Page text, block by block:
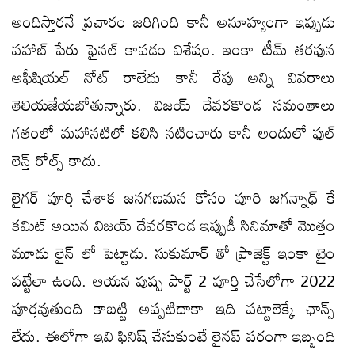
అందిస్తారనే ప్రచారం జరిగింది కానీ అనూహ్యంగా ఇప్పుడు
వహాబ్ పేరు ఫైనల్ కావడం విశేషం. ఇంకా టీమ్ తరఫున
అఫీషియల్ నోట్ రాలేదు కానీ రేపు అన్ని వివరాలు
తెలియజేయబోతున్నారు. విజయ్ దేవరకొండ సమంతాలు
గతంలో మహానటిలో కలిసి నటించారు కానీ అందులో ఫుల్
లెన్త్ రోల్స్ కాదు.
లైగర్ పూర్తి చేశాక జనగణమన కోసం పూరి జగన్నాధ్ కే
కమిట్ అయిన విజయ్ దేవరకొండ ఇప్పుడీ సినిమాతో మొత్తం
మూడు లైన్ లో పెట్టాడు. సుకుమార్ తో ప్రాజెక్ట్ ఇంకా టైం
పట్టేలా ఉంది. ఆయన పుష్ప పార్ట్ 2 పూర్తి చేసేలోగా 2022
పూర్తవుతుంది కాబట్టి అప్పటిదాకా ఇది పట్టాలెక్కే ఛాన్స్
లేదు. ఈలోగా ఇవి ఫినిష్ చేసుకుంటే లైనప్ పరంగా ఇబ్బంది